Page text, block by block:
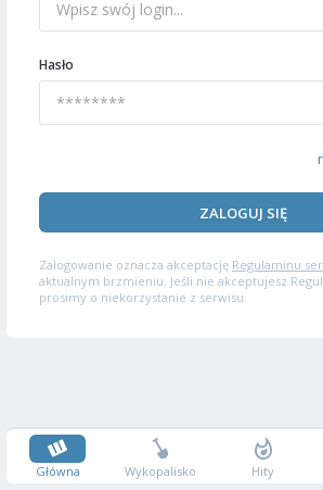
Hasło
ZALOGUJ SIĘ
Zalogowanie oznacza akceptację Regulaminu
aktualnym brzmieniu. Jeśli nie akceptujesz
prosimy o niekorzystanie z serwisu.
Główna Wykopalisko Hity